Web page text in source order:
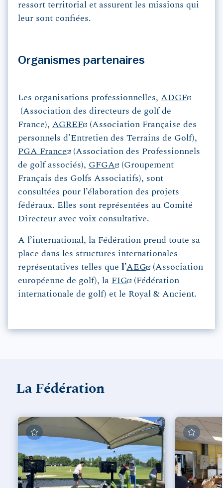
ressort territorial et assurent les missions qui
leur sont confiées.
Organismes partenaires
Les organisations professionnelles, ADGF
(Association des directeurs de golf de
France), AGREF
(Association Française des
personnels d'Entretien des Terrains de Golf),
PGA France
(Association des Professionnels
de golf associés), GFGA
(Groupement
Français des Golfs Associatifs), sont
consultées pour l’élaboration des projets
fédéraux. Elles sont représentées au Comité
Directeur avec voix consultative.
A l’international, la Fédération prend toute sa
place dans les structures internationales
représentatives telles que l’AEG
(Association
européenne de golf), la FIG
(Fédération
internationale de golf) et le Royal & Ancient.
La Fédération